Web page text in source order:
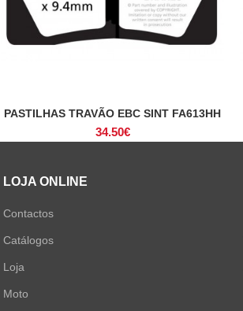
ADICIONAR
PASTILHAS TRAVÃO EBC SINT FA613HH
34.50€
LOJA ONLINE
Contactos
Catálogos
Loja
Moto